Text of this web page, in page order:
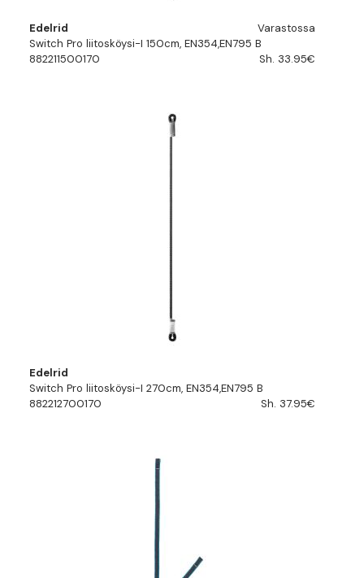
Edelrid
Varastossa
Switch Pro liitosköysi-I 150cm, EN354,EN795 B
882211500170
Sh. 33.95€
Edelrid
Switch Pro liitosköysi-I 270cm, EN354,EN795 B
882212700170
Sh. 37.95€